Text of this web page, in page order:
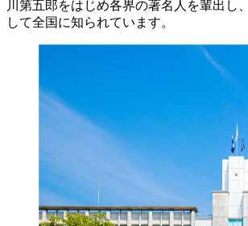
川第五郎をはじめ各界の著名人を輩出し
して全国に知られています。